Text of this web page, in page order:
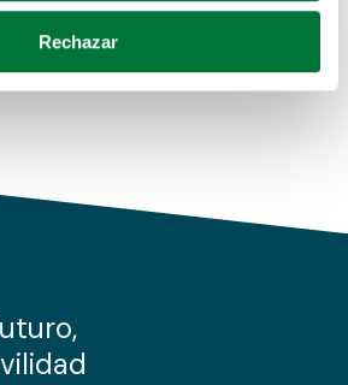
específicas (huellas
sobre cómo se procesan sus
uso que haga del sitio web con
redes sociales, publicidad y análisis
Rechazar